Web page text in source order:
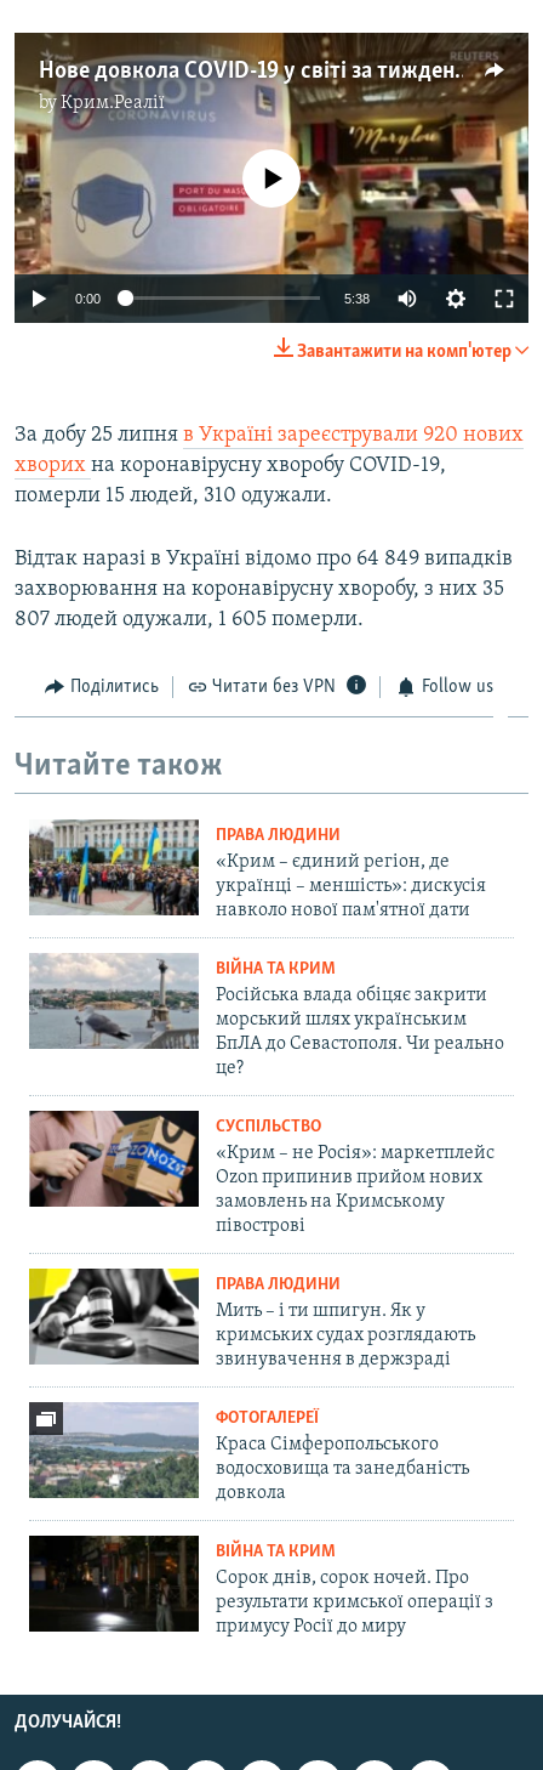
Нове довкола COVID-19 у світі за тиждень – відеорепортаж
byКрим.Реалії
720p 1080p
No media source currently available
0:00 5:38
720p
Завантажити на комп'ютер
За добу 25 липня в Україні зареєстрували 920 нових
хворих на коронавірусну хворобу COVID-19,
померли 15 людей, 310 одужали.
Відтак наразі в Україні відомо про 64 849 випадків
захворювання на коронавірусну хворобу, з них 35
807 людей одужали, 1 605 померли.
Поділитись Читати без VPN Follow us
Читайте також
ПРАВА ЛЮДИНИ
«Крим – єдиний регіон, де
українці – меншість»: дискусія
навколо нової пам'ятної дати
ВІЙНА ТА КРИМ
Російська влада обіцяє закрити
морський шлях українським
БпЛА до Севастополя. Чи реально
це?
СУСПІЛЬСТВО
«Крим – не Росія»: маркетплейс
Ozon припинив прийом нових
замовлень на Кримському
півострові
ПРАВА ЛЮДИНИ
Мить – і ти шпигун. Як у
кримських судах розглядають
звинувачення в держзраді
ФОТОГАЛЕРЕЇ
Краса Сімферопольського
водосховища та занедбаність
довкола
ВІЙНА ТА КРИМ
Сорок днів, сорок ночей. Про
результати кримської операції з
примусу Росії до миру
ДОЛУЧАЙСЯ!